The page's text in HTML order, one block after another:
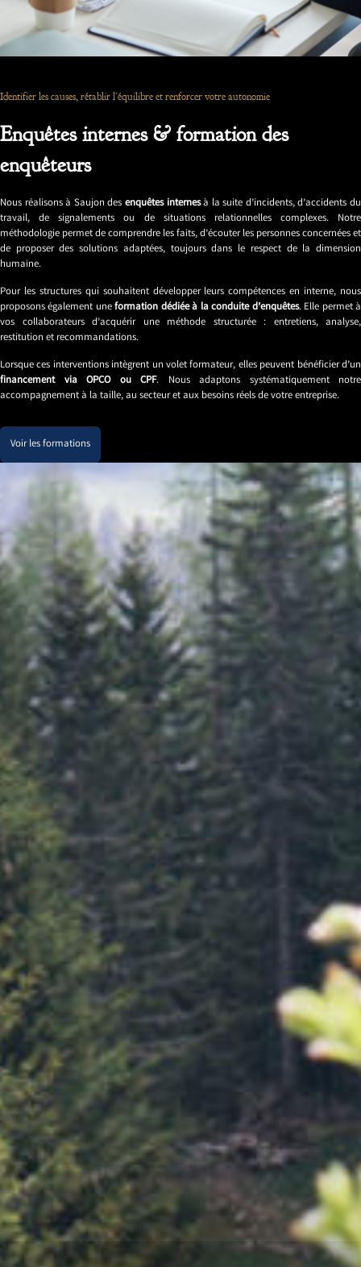
Identifier les causes, rétablir l’équilibre et renforcer votre autonomie
Enquêtes internes & formation des
enquêteurs
Nous réalisons à Saujon des enquêtes internesà la suite d’incidents, d’accidents du
travail, de signalements ou de situations relationnelles complexes. Notre
méthodologie permet de comprendre les faits, d’écouter les personnes concernées et
de proposer des solutions adaptées, toujours dans le respect de la dimension
humaine.
Pour les structures qui souhaitent développer leurs compétences en interne, nous
proposons également uneformation dédiée à la conduite d’enquêtes. Elle permet à
vos collaborateurs d’acquérir une méthode structurée : entretiens, analyse,
restitution et recommandations.
Lorsque ces interventions intègrent un volet formateur, elles peuvent bénéficier d’un
financement via OPCO ou CPF. Nous adaptons systématiquement notre
accompagnement à la taille, au secteur et aux besoins réels de votre entreprise.
Voir les formations